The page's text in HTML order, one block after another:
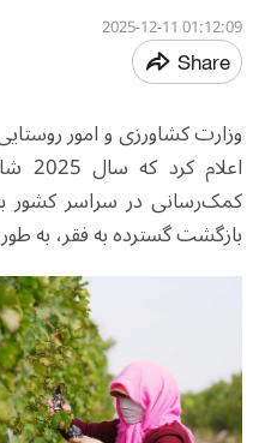
01:12:09 2025-12-11
Share
وزارت کشاورزی و امور
کمک‌رسانی در سراسر کشور
بازگشت گسترده به فقر، به